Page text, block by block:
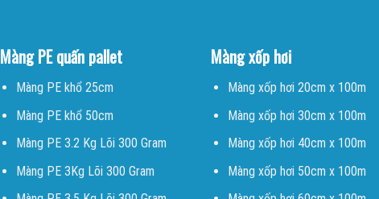
Màng PE quấn pallet
Màng PE khổ 25cm
Màng PE khổ 50cm
Màng PE 3.2 Kg Lõi 300 Gram
Màng PE 3Kg Lõi 300 Gram
Màng xốp hơi
Màng xốp hơi 20cm x 100m
Màng xốp hơi 30cm x 100m
Màng xốp hơi 40cm x 100m
Màng xốp hơi 50cm x 100m